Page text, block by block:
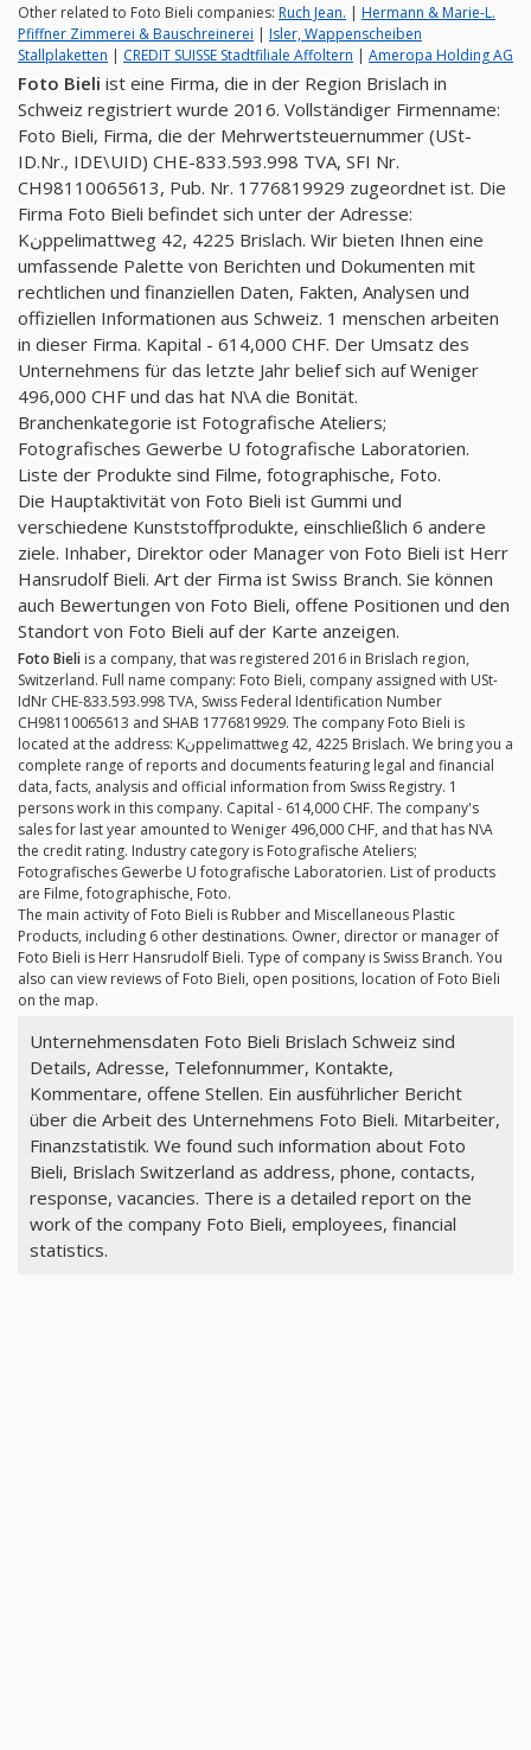
Other related to Foto Bieli companies: Ruch Jean. | Hermann & Marie-L.
Pfiffner Zimmerei & Bauschreinerei | Isler, Wappenscheiben
Stallplaketten | CREDIT SUISSE Stadtfiliale Affoltern | Ameropa Holding AG
Foto Bieli ist eine Firma, die in der Region Brislach in
Schweiz registriert wurde 2016. Vollständiger Firmenname:
Foto Bieli, Firma, die der Mehrwertsteuernummer (USt-
ID.Nr., IDE\UID) CHE-833.593.998 TVA, SFI Nr.
CH98110065613, Pub. Nr. 1776819929 zugeordnet ist. Die
Firma Foto Bieli befindet sich unter der Adresse:
Kنppelimattweg 42, 4225 Brislach. Wir bieten Ihnen eine
umfassende Palette von Berichten und Dokumenten mit
rechtlichen und finanziellen Daten, Fakten, Analysen und
offiziellen Informationen aus Schweiz. 1 menschen arbeiten
in dieser Firma. Kapital - 614,000 CHF. Der Umsatz des
Unternehmens für das letzte Jahr belief sich auf Weniger
496,000 CHF und das hat N\A die Bonität.
Branchenkategorie ist Fotografische Ateliers;
Fotografisches Gewerbe U fotografische Laboratorien.
Liste der Produkte sind Filme, fotographische, Foto.
Die Hauptaktivität von Foto Bieli ist Gummi und
verschiedene Kunststoffprodukte, einschließlich 6 andere
ziele. Inhaber, Direktor oder Manager von Foto Bieli ist Herr
Hansrudolf Bieli. Art der Firma ist Swiss Branch. Sie können
auch Bewertungen von Foto Bieli, offene Positionen und den
Standort von Foto Bieli auf der Karte anzeigen.
Foto Bieli is a company, that was registered 2016 in Brislach region,
Switzerland. Full name company: Foto Bieli, company assigned with USt-
IdNr CHE-833.593.998 TVA, Swiss Federal Identification Number
CH98110065613 and SHAB 1776819929. The company Foto Bieli is
located at the address: Kنppelimattweg 42, 4225 Brislach. We bring you a
complete range of reports and documents featuring legal and financial
data, facts, analysis and official information from Swiss Registry. 1
persons work in this company. Capital - 614,000 CHF. The company's
sales for last year amounted to Weniger 496,000 CHF, and that has N\A
the credit rating. Industry category is Fotografische Ateliers;
Fotografisches Gewerbe U fotografische Laboratorien. List of products
are Filme, fotographische, Foto.
The main activity of Foto Bieli is Rubber and Miscellaneous Plastic
Products, including 6 other destinations. Owner, director or manager of
Foto Bieli is Herr Hansrudolf Bieli. Type of company is Swiss Branch. You
also can view reviews of Foto Bieli, open positions, location of Foto Bieli
on the map.
Unternehmensdaten Foto Bieli Brislach Schweiz sind
Details, Adresse, Telefonnummer, Kontakte,
Kommentare, offene Stellen. Ein ausführlicher Bericht
über die Arbeit des Unternehmens Foto Bieli. Mitarbeiter,
Finanzstatistik. We found such information about Foto
Bieli, Brislach Switzerland as address, phone, contacts,
response, vacancies. There is a detailed report on the
work of the company Foto Bieli, employees, financial
statistics.